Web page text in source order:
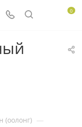
0
(оолонг) —